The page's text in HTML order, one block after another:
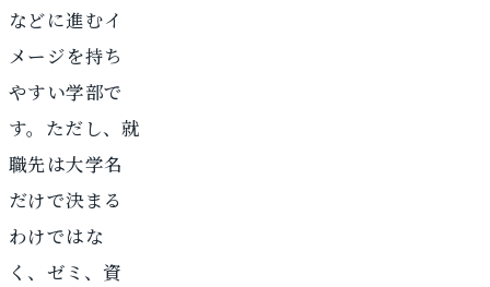
などに進むイ
メージを持ち
やすい学部で
す。ただし、就
職先は大学名
だけで決まる
わけではな
く、ゼミ、資